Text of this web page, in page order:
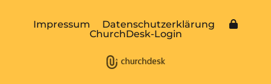
Impressum
Datenschutzerklärung
ChurchDesk-Login